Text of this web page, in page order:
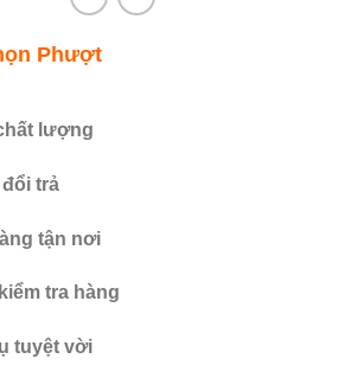
Phượt
lượng
trả
tận nơi
tra hàng
tuyệt vời